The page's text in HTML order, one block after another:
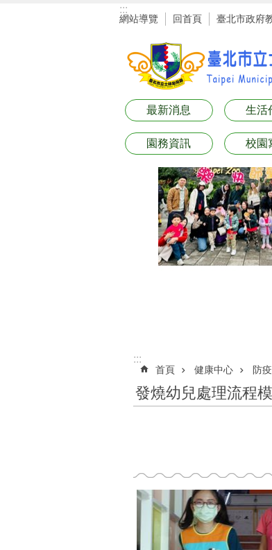
:::
網站導覽 回首頁 臺北市政府
最新消息 生活
園務資訊 校園
:::
首頁 健康中心 防
發燒幼兒處理流程